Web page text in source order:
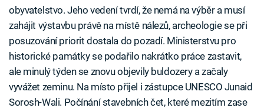
obyvatelstvo. Jeho vedení tvrdí, že nemá na výběr a musí
zahájit výstavbu právě na místě nálezů, archeologie se při
posuzování priorit dostala do pozadí. Ministerstvu pro
historické památky se podařilo nakrátko práce zastavit,
ale minulý týden se znovu objevily buldozery a začaly
vyvážet zeminu. Na místo přijel i zástupce UNESCO Junaid
Sorosh-Wali. Počínání stavebních čet, které mezitím zase